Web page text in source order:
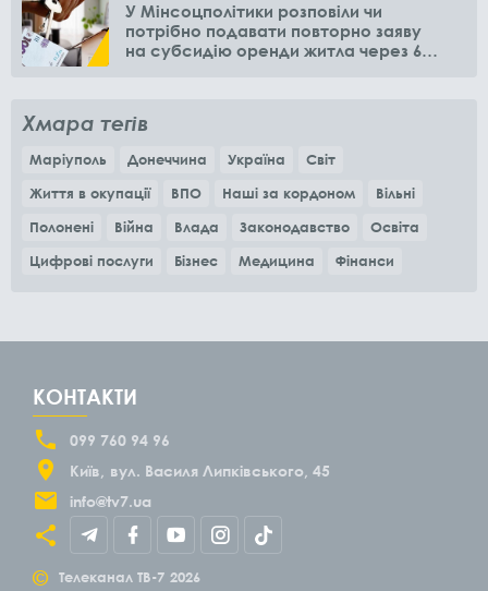
У Мінсоцполітики розповіли чи
потрібно подавати повторно заяву
на субсидію оренди житла через 6
Хмара тегів
Маріуполь Донеччина Україна
Світ
Життя в окупації
ВПО Наші за кордоном
Вільні
Полонені
Війна Влада Законодавство
Освіта
Цифрові послуги
Бізнес Медицина Фінанси
КОНТАКТИ
099 760 94 96
Київ
вул. Василя Липківського, 45
info@tv7.ua
© Телеканал ТВ-7 2026